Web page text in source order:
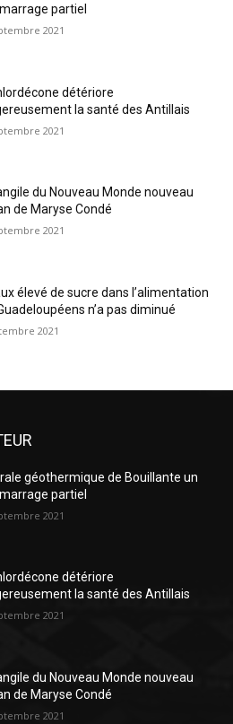
partiel
2021
détériore
la santé des Antillais
2021
du Nouveau Monde nouveau
de Maryse Condé
2021
élevé de sucre dans l’alimentation
n’a pas diminué
2021
géothermique de Bouillante un
partiel
2021
détériore
la santé des Antillais
2021
du Nouveau Monde nouveau
de Maryse Condé
2021